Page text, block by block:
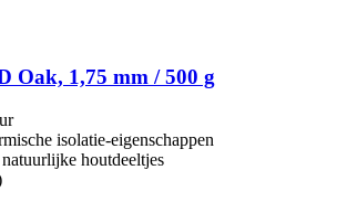
Oak, 1,75 mm / 500 g
isolatie-eigenschappen
houtdeeltjes